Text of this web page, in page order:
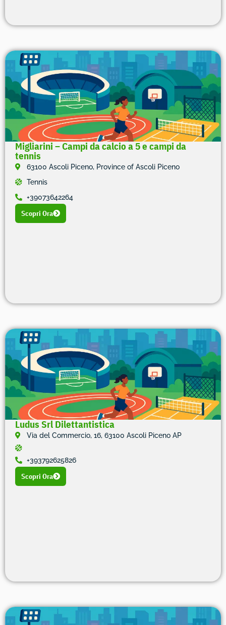
Migliarini – Campi da calcio a 5 e campi da
tennis
63100 Ascoli Piceno, Province of Ascoli Piceno
Tennis
+39073642264
Scopri Ora
Ludus Srl Dilettantistica
Via del Commercio, 16, 63100 Ascoli Piceno AP
+393792625826
Scopri Ora